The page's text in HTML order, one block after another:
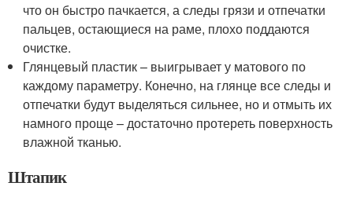
что он быстро пачкается, а следы грязи и отпечатки
пальцев, остающиеся на раме, плохо поддаются
очистке.
Глянцевый пластик – выигрывает у матового по
каждому параметру. Конечно, на глянце все следы и
отпечатки будут выделяться сильнее, но и отмыть их
намного проще – достаточно протереть поверхность
влажной тканью.
Штапик